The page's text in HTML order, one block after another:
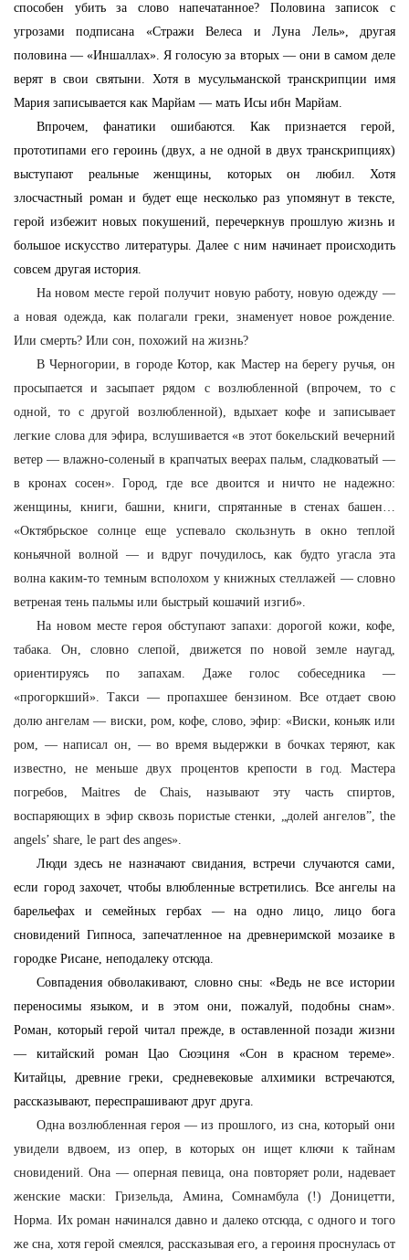
способен убить за слово напечатанное? Половина записок с
угрозами подписана «Стражи Велеса и Луна Лель», другая
половина — «Иншаллах». Я голосую за вторых — они в самом деле
верят в свои святыни. Хотя в мусульманской транскрипции имя
Мария записывается как Марйам — мать Исы ибн Марйам.
Впрочем, фанатики ошибаются. Как признается герой,
прототипами его героинь (двух, а не одной в двух транскрипциях)
выступают реальные женщины, которых он любил. Хотя
злосчастный роман и будет еще несколько раз упомянут в тексте,
герой избежит новых покушений, перечеркнув прошлую жизнь и
большое искусство литературы. Далее с ним начинает происходить
совсем другая история.
На новом месте герой получит новую работу, новую одежду —
а новая одежда, как полагали греки, знаменует новое рождение.
Или смерть? Или сон, похожий на жизнь?
В Черногории, в городе Котор, как Мастер на берегу ручья, он
просыпается и засыпает рядом с возлюбленной (впрочем, то с
одной, то с другой возлюбленной), вдыхает кофе и записывает
легкие слова для эфира, вслушивается «в этот бокельский вечерний
ветер — влажно-соленый в крапчатых веерах пальм, сладковатый —
в кронах сосен». Город, где все двоится и ничто не надежно:
женщины, книги, башни, книги, спрятанные в стенах башен…
«Октябрьское солнце еще успевало скользнуть в окно теплой
коньячной волной — и вдруг почудилось, как будто угасла эта
волна каким-то темным всполохом у книжных стеллажей — словно
ветреная тень пальмы или быстрый кошачий изгиб».
На новом месте героя обступают запахи: дорогой кожи, кофе,
табака. Он, словно слепой, движется по новой земле наугад,
ориентируясь по запахам. Даже голос собеседника —
«прогоркший». Такси — пропахшее бензином. Все отдает свою
долю ангелам — виски, ром, кофе, слово, эфир: «Виски, коньяк или
ром, — написал он, — во время выдержки в бочках теряют, как
известно, не меньше двух процентов крепости в год. Мастера
погребов, Maitres de Chais, называют эту часть спиртов,
воспаряющих в эфир сквозь пористые стенки, „долей ангелов”, the
angels’ share, le part des anges».
Люди здесь не назначают свидания, встречи случаются сами,
если город захочет, чтобы влюбленные встретились. Все ангелы на
барельефах и семейных гербах — на одно лицо, лицо бога
сновидений Гипноса, запечатленное на древнеримской мозаике в
городке Рисане, неподалеку отсюда.
Совпадения обволакивают, словно сны: «Ведь не все истории
переносимы языком, и в этом они, пожалуй, подобны снам».
Роман, который герой читал прежде, в оставленной позади жизни
— китайский роман Цао Сюэциня «Сон в красном тереме».
Китайцы, древние греки, средневековые алхимики встречаются,
рассказывают, переспрашивают друг друга.
Одна возлюбленная героя — из прошлого, из сна, который они
увидели вдвоем, из опер, в которых он ищет ключи к тайнам
сновидений. Она — оперная певица, она повторяет роли, надевает
женские маски: Гризельда, Амина, Сомнамбула (!) Доницетти,
Норма. Их роман начинался давно и далеко отсюда, с одного и того
же сна, хотя герой смеялся, рассказывая его, а героиня проснулась от